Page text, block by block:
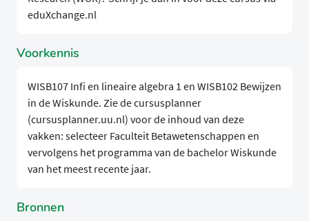
eduXchange.nl
Voorkennis
WISB107 Infi en lineaire algebra 1 en WISB102 Bewijzen
in de Wiskunde. Zie de cursusplanner
(cursusplanner.uu.nl) voor de inhoud van deze
vakken: selecteer Faculteit Betawetenschappen en
vervolgens het programma van de bachelor Wiskunde
van het meest recente jaar.
Bronnen